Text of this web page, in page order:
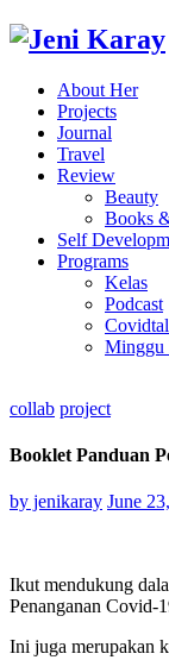
About Her
Projects
Journal
Travel
Review
Beauty
Books
Self
Programs
Kelas
Podcast
Minggu
collab project
Booklet Panduan
by jenikaray June
Ikut mendukung
Penanganan Covid-
Ini juga merupakan